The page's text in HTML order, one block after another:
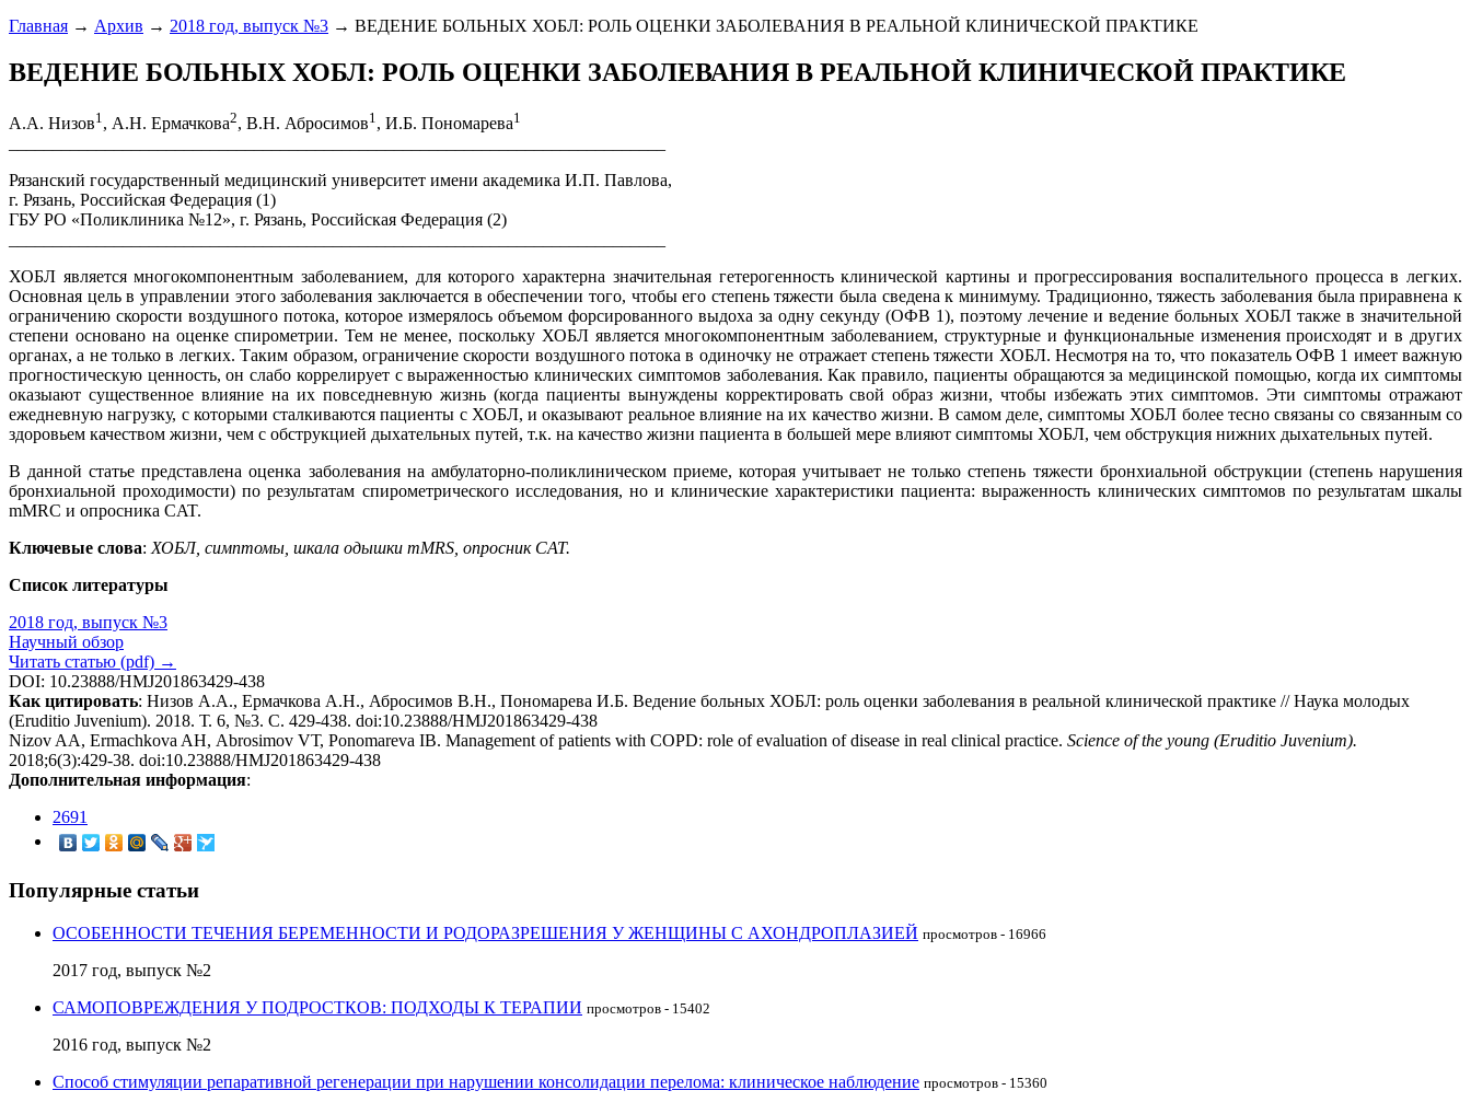
Главная → Архив → 2018 год, выпуск №3 → ВЕДЕНИЕ БОЛЬНЫХ ХОБЛ: РОЛЬ ОЦЕНКИ ЗАБОЛЕВАНИЯ В РЕАЛЬНОЙ КЛИНИЧЕСКОЙ ПРАКТИКЕ
ВЕДЕНИЕ БОЛЬНЫХ ХОБЛ: РОЛЬ ОЦЕНКИ ЗАБОЛЕВАНИЯ В РЕАЛЬНОЙ КЛИНИЧЕСКОЙ ПРАКТИКЕ
А.А. Низов1, А.Н. Ермачкова2, В.Н. Абросимов1, И.Б. Пономарева1
Рязанский государственный медицинский университет имени академика И.П. Павлова,
г. Рязань, Российская Федерация (1)
ГБУ РО «Поликлиника №12», г. Рязань, Российская Федерация (2)
ХОБЛ является многокомпонентным заболеванием, для которого характерна значительная гетерогенность клинической картины и прогрессирования воспалительного процесса в легких.
Основная цель в управлении этого заболевания заключается в обеспечении того, чтобы его степень тяжести была сведена к минимуму. Традиционно, тяжесть заболевания была приравнена к
ограничению скорости воздушного потока, которое измерялось объемом форсированного выдоха за одну секунду (ОФВ 1), поэтому лечение и ведение больных ХОБЛ также в значительной
степени основано на оценке спирометрии. Тем не менее, поскольку ХОБЛ является многокомпонентным заболеванием, структурные и функциональные изменения происходят и в других
органах, а не только в легких. Таким образом, ограничение скорости воздушного потока в одиночку не отражает степень тяжести ХОБЛ. Несмотря на то, что показатель ОФВ 1 имеет важную
прогностическую ценность, он слабо коррелирует с выраженностью клинических симптомов заболевания. Как правило, пациенты обращаются за медицинской помощью, когда их симптомы
оказыают существенное влияние на их повседневную жизнь (когда пациенты вынуждены корректировать свой образ жизни, чтобы избежать этих симптомов. Эти симптомы отражают
ежедневную нагрузку, с которыми сталкиваются пациенты с ХОБЛ, и оказывают реальное влияние на их качество жизни. В самом деле, симптомы ХОБЛ более тесно связаны со связанным со
здоровьем качеством жизни, чем с обструкцией дыхательных путей, т.к. на качество жизни пациента в большей мере влияют симптомы ХОБЛ, чем обструкция нижних дыхательных путей.
В данной статье представлена оценка заболевания на амбулаторно-поликлиническом приеме, которая учитывает не только степень тяжести бронхиальной обструкции (степень нарушения
бронхиальной проходимости) по результатам спирометрического исследования, но и клинические характеристики пациента: выраженность клинических симптомов по результатам шкалы
mMRC и опросника СAT.
Ключевые слова: ХОБЛ, симптомы, шкала одышки mMRS, опросник CAT.
Список литературы
2018 год, выпуск №3
Научный обзор
Читать статью (pdf) →
DOI: 10.23888/HMJ201863429-438
Как цитировать: Низов А.А., Ермачкова А.Н., Абросимов В.Н., Пономарева И.Б. Ведение больных ХОБЛ: роль оценки заболевания в реальной клинической практике // Наука молодых
(Eruditio Juvenium). 2018. Т. 6, №3. С. 429-438. doi:10.23888/HMJ201863429-438
Nizov AА, Ermachkova AН, Abrosimov VТ, Ponomareva IB. Management of patients with COPD: role of evaluation of disease in real clinical practice. Science of the young (Eruditio Juvenium).
2018;6(3):429-38. doi:10.23888/HMJ201863429-438
Дополнительная информация:
2691
Популярные статьи
ОСОБЕННОСТИ ТЕЧЕНИЯ БЕРЕМЕННОСТИ И РОДОРАЗРЕШЕНИЯ У ЖЕНЩИНЫ С АХОНДРОПЛАЗИЕЙ просмотров - 16966
2017 год, выпуск №2
САМОПОВРЕЖДЕНИЯ У ПОДРОСТКОВ: ПОДХОДЫ К ТЕРАПИИ просмотров - 15402
2016 год, выпуск №2
Способ стимуляции репаративной регенерации при нарушении консолидации перелома: клиническое наблюдение просмотров - 15360